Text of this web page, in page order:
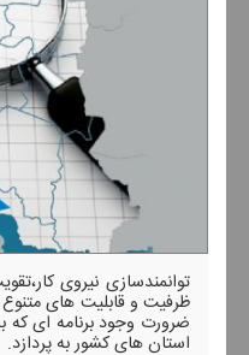
توانمندسازی نیروی
ظرفیت و قابلیت های
ضرورت وجود برنامه ای كه
استان های كشور به پردازد.